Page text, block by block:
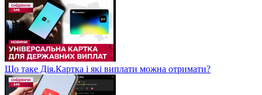
Що таке Дія.Картка і які виплати можна отримати?